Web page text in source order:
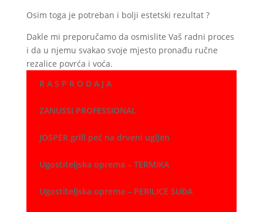
Osim toga je potreban i bolji estetski rezultat ?
Dakle mi preporučamo da osmislite Vaš radni proces
i da u njemu svakao svoje mjesto pronađu ručne
rezalice povrća i voća.
R A S P R O D A J A
ZANUSSI PROFESSIONAL
JOSPER grill peć na drveni ugljen
Ugostiteljska oprema – TERMIKA
Ugostiteljska oprema – PERILICE SUĐA